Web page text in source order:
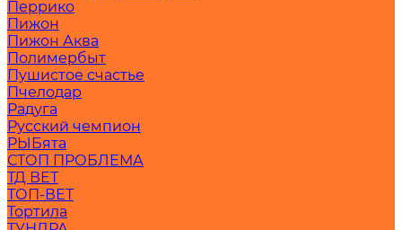
Перрико
Пижон
Пижон Аква
Полимербыт
Пушистое счастье
Пчелодар
Радуга
Русский чемпион
РЫБята
СТОП ПРОБЛЕМА
ТД ВЕТ
ТОП-ВЕТ
Тортила